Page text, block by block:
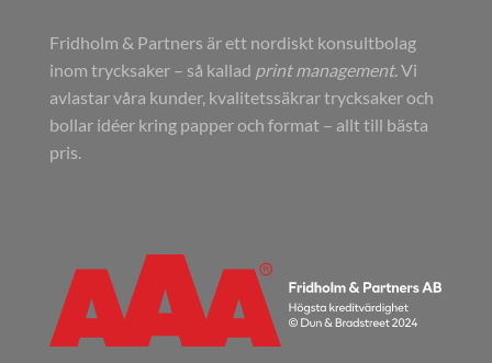
Fridholm & Partners är ett nordiskt konsultbolag
inom trycksaker – så kallad print management. Vi
avlastar våra kunder, kvalitetssäkrar trycksaker och
bollar idéer kring papper och format – allt till bästa
pris.